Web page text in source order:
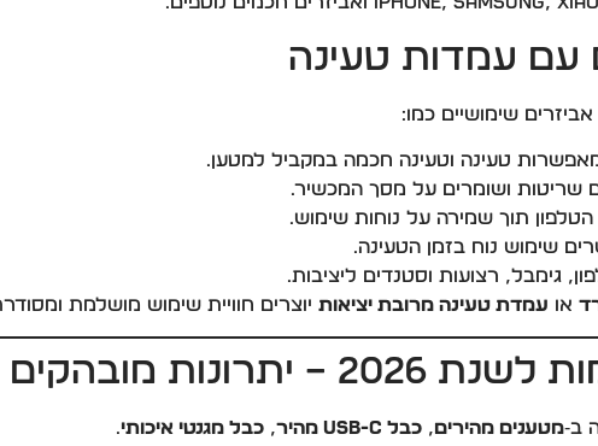
עם עמדות טעינה
שימושיים כמו:
טעינה וטעינה חכמה במקביל למטען.
שריטות ושומרים על מסך המכשיר.
הטלפון תוך שמירה על נוחות שימוש.
שימוש נוח בזמן הטעינה.
גימבל, רצועות וסטנדים ליציבות.
או עמדת טעינה מרובת יציאות יוצרים חוויית שימוש מושלמת
מובהקים
ב‑מטענים מהירים, כבל USB-C מהיר , כבל מגנטי איכותי.